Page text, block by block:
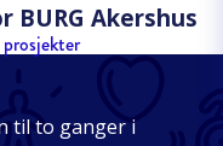
Akershus
til to ganger i